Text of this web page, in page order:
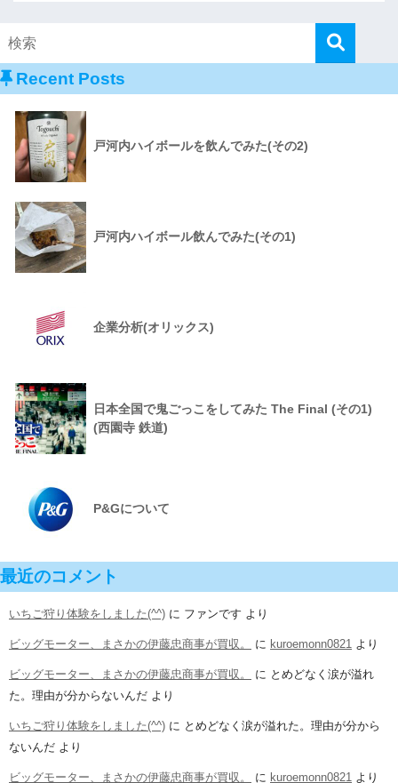
Recent Posts
戸河内ハイボールを飲んでみた(その2)
戸河内ハイボール飲んでみた(その1)
企業分析(オリックス)
日本全国で鬼ごっこをしてみた The Final (その1)
(西園寺 鉄道)
P&Gについて
最近のコメント
いちご狩り体験をしました(^^) に ファンです より
ビッグモーター、まさかの伊藤忠商事が買収。 に kuroemonn0821 より
ビッグモーター、まさかの伊藤忠商事が買収。 に とめどなく涙が溢れ
た。理由が分からないんだ より
いちご狩り体験をしました(^^) に とめどなく涙が溢れた。理由が分から
ないんだ より
ビッグモーター、まさかの伊藤忠商事が買収。 に kuroemonn0821 より